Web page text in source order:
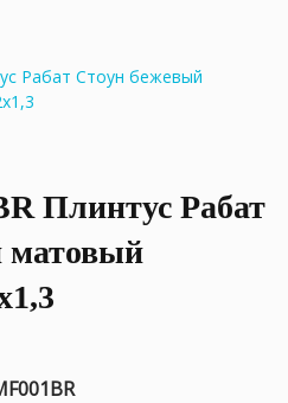
Плинтус Рабат
матовый